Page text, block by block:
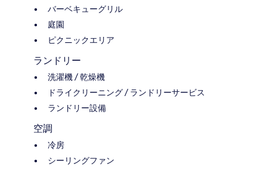
バーベキューグリル
庭園
ピクニックエリア
ランドリー
洗濯機 / 乾燥機
ドライクリーニング / ランドリーサービス
ランドリー設備
空調
冷房
シーリングファン